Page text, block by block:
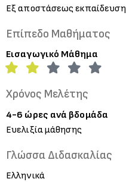
Εξ αποστάσεως εκπαίδευση
Επίπεδο Μαθήματος
Εισαγωγικό Μάθημα
Χρόνος Μελέτης
4-6 ώρες ανά βδομάδα
Ευελιξία μάθησης
Γλώσσα Διδασκαλίας
Ελληνικά